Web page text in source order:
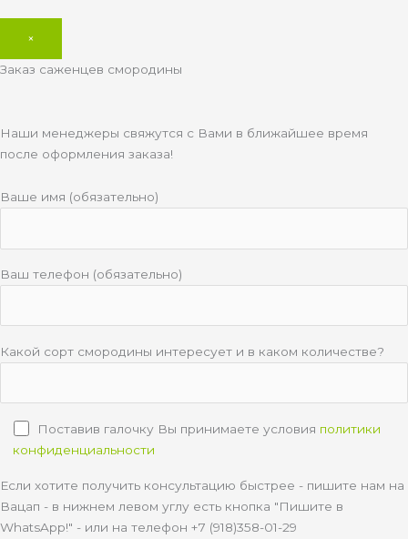
×
Заказ саженцев смородины
Наши менеджеры свяжутся с Вами в ближайшее время
после оформления заказа!
Ваше имя (обязательно)
Ваш телефон (обязательно)
Какой сорт смородины интересует и в каком количестве?
Поставив галочку Вы принимаете условия политики
конфиденциальности
Если хотите получить консультацию быстрее - пишите нам на
Вацап - в нижнем левом углу есть кнопка "Пишите в
WhatsApp!" - или на телефон +7 (918)358-01-29